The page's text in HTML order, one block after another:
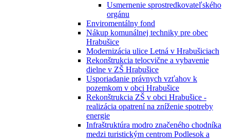
Usmernenie sprostredkovateľského
orgánu
Enviromentálny fond
Nákup komunálnej techniky pre obec
Hrabušice
Modernizácia ulice Letná v Hrabušiciach
Rekonštrukcia telocvične a vybavenie
dielne v ZŠ Hrabušice
Usporiadanie právnych vzťahov k
pozemkom v obci Hrabušice
Rekonštrukcia ZŠ v obci Hrabušice -
realizácia opatrení na zníženie spotreby
energie
Infraštruktúra modro značeného chodníka
medzi turistickým centrom Podlesok a